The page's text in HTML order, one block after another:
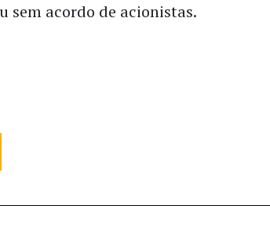
sem acordo de acionistas.